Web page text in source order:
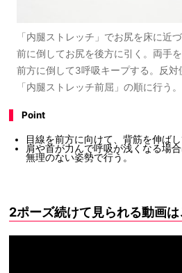
「内腿ストレッチ」でお尻を床に近
前に倒してお尻を後方に引く。両手
前方に倒して3呼吸キープする。反
「内腿ストレッチ前屈」の順に行う。
Point
目線を前方に向けて、背筋を伸ばし
肩や首が力んで呼吸が浅くなる場
無理のない姿勢で行う。
2ポーズ続けて見られる動画は